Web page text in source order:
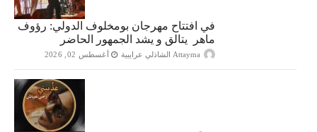
في افتتاح مهرجان بومخلوف الدولي: رؤوف
ماهر يتالق و يشد الجمهور الحاضر
Attayma الشاذلي عرايبية أغسطس 02, 2026